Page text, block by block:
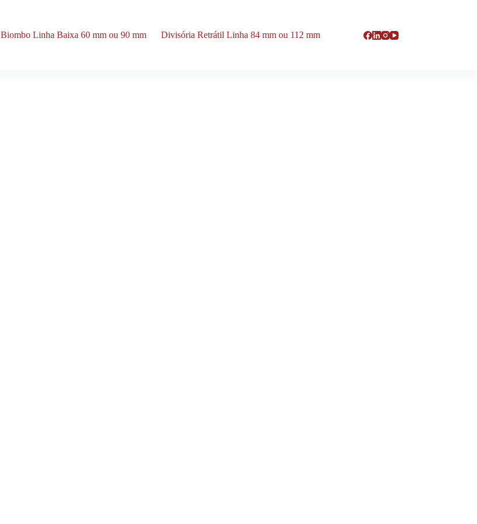
Biombo Linha Baixa 60 mm ou 90 mm Divisória Retrátil Linha 84 mm ou 112 mm